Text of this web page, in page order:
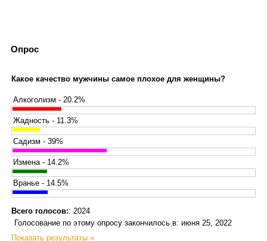
Опрос
Какое качество мужчины самое плохое для женщины?
Алкоголизм - 20.2%
Жадность - 11.3%
Садизм - 39%
Измена - 14.2%
Вранье - 14.5%
Всего голосов:: 2024
Голосование по этому опросу закончилось в: июня 25, 2022
Показать результаты »